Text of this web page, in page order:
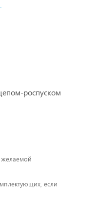
роспуском
желаемой
если